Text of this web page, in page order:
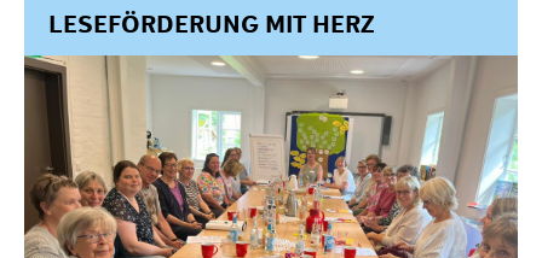
LESEFÖRDERUNG MIT HERZ